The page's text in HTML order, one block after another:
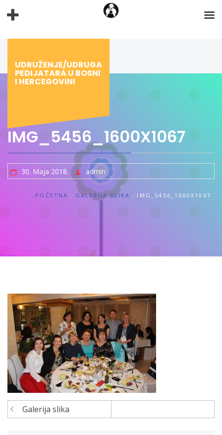
na
UDRUŽENJE/UDRUGA
PEDIJATARA U BOSNI
I HERCEGOVINI
IMG_5456_1600X1067
30. Maja 2018. admin
POČETNA GALERIJA SLIKA IMG_5456_1600X1067
Navigacija
Galerija slika